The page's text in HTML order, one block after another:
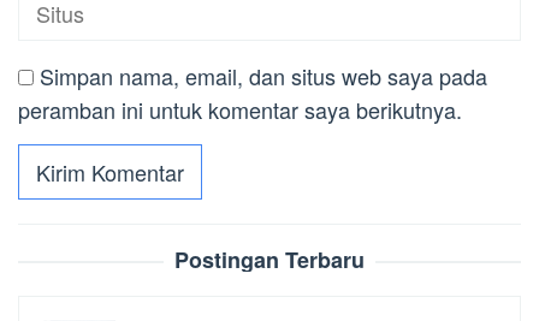
Simpan nama, email, dan situs web saya pada
peramban ini untuk komentar saya berikutnya.
Postingan Terbaru